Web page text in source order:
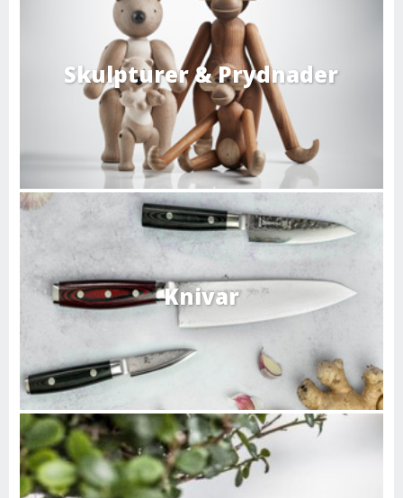
Skulpturer & Prydnader
Knivar